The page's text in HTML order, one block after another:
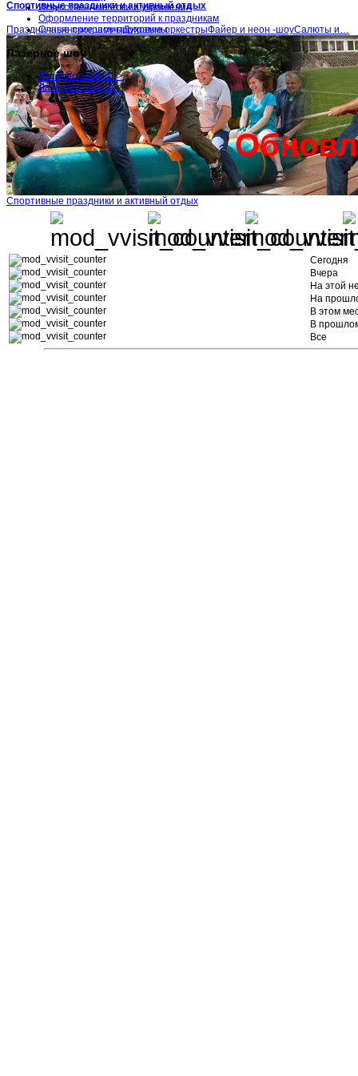
Спортивные праздники и активный отдых
Праздничные программыДуховые оркестрыФайер и неон -шоуСалюты и…
Спортивные праздники и активный отдых
Искусственные ёлки и украшения
Оформление территорий к праздникам
Славянские шоу-программы
Лазерное шоу
Лазерное шоу 1>>
Лазерное шоу 2>>
Сегодня
Вчера
На этой
На
В этом
В
Все